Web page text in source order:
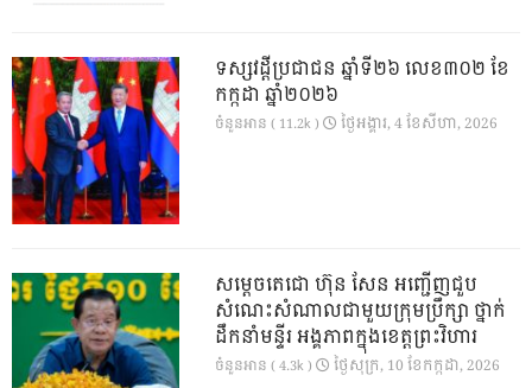
ទស្សវដ្តីប្រជាជន ឆ្នាំទី២៦ លេខ៣០២ ខែ
កក្កដា ឆ្នាំ២០២៦
ចំនួនអាន ( 11.2k ) ថ្ងៃ​អង្គារ, 4 ខែ​សីហា, 2026
សម្តេចតេជោ ហ៊ុន សែន អញ្ជើញជួប
សំណេះសំណាលជាមួយក្រុមប្រឹក្សា ថ្នាក់
ដឹកនាំមន្ទីរ អង្គភាពក្នុងខេត្តព្រះវិហារ
ចំនួនអាន ( 4.3k ) ថ្ងៃ​សុក្រ, 10 ខែ​កក្កដា, 2026